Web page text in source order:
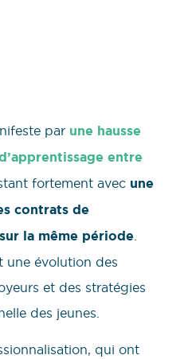
par une hausse
entre
fortement avec une
contrats de
la même période
une évolution des
et des stratégies
des jeunes.
qui ont